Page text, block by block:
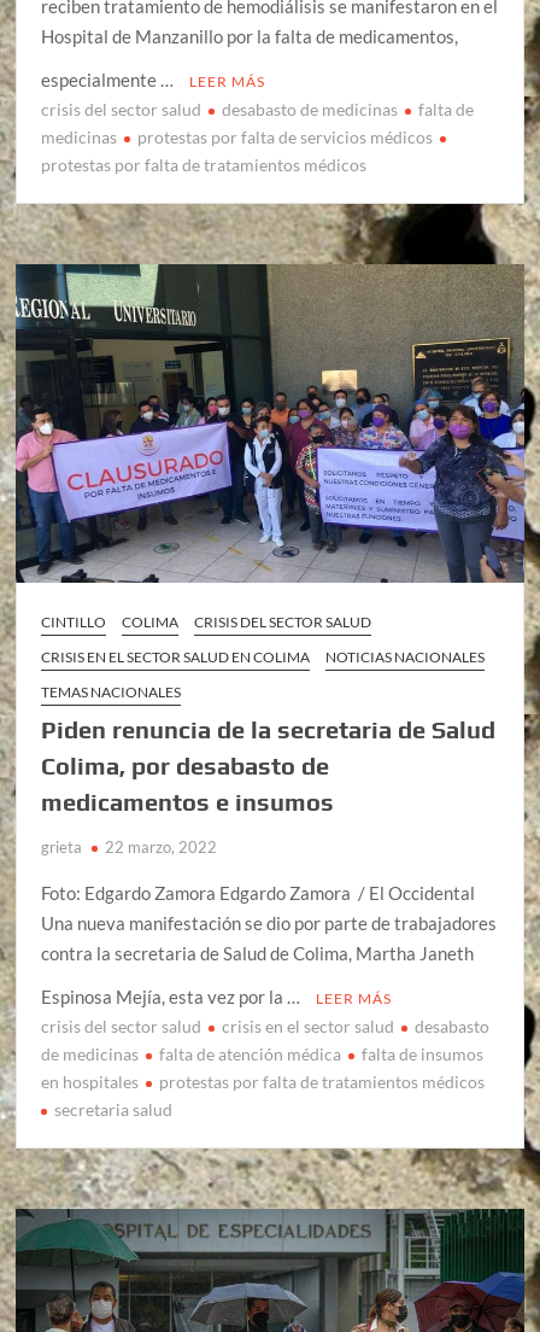
reciben tratamiento de hemodiálisis se manifestaron en el
Hospital de Manzanillo por la falta de medicamentos,
especialmente …
LEER MÁS
crisis del sector salud desabasto de medicinas
falta de
medicinas
protestas por falta de servicios médicos
protestas por falta de tratamientos médicos
CINTILLO COLIMA
CRISIS DEL SECTOR SALUD
CRISIS EN EL SECTOR SALUD EN COLIMA
NOTICIAS NACIONALES
TEMAS NACIONALES
Piden renuncia de la secretaria de Salud
Colima, por desabasto de
medicamentos e insumos
grieta 22 marzo, 2022
Foto: Edgardo Zamora Edgardo Zamora / El Occidental
Una nueva manifestación se dio por parte de trabajadores
contra la secretaria de Salud de Colima, Martha Janeth
Espinosa Mejía, esta vez por la …
LEER MÁS
crisis del sector salud crisis en el sector salud
desabasto
de medicinas
falta de atención médica
falta de insumos
en hospitales
protestas por falta de tratamientos médicos
secretaria salud